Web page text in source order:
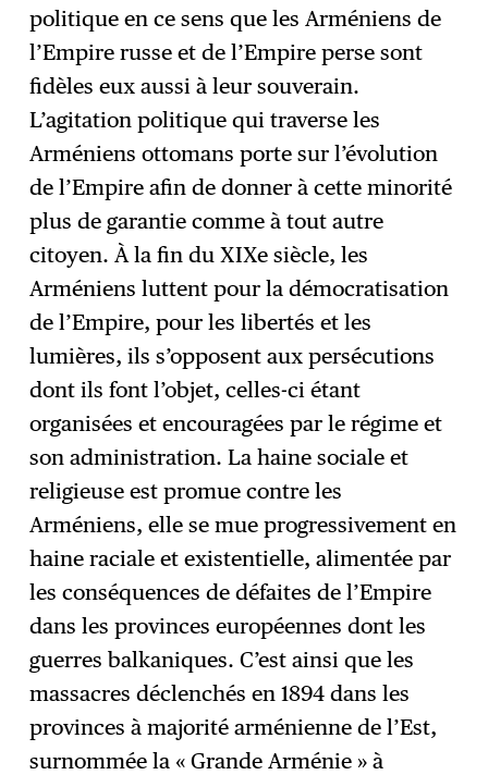
politique en ce sens que les Arméniens de
l’Empire russe et de l’Empire perse sont
fidèles eux aussi à leur souverain.
L’agitation politique qui traverse les
Arméniens ottomans porte sur l’évolution
de l’Empire afin de donner à cette minorité
plus de garantie comme à tout autre
citoyen. À la fin du XIXe siècle, les
Arméniens luttent pour la démocratisation
de l’Empire, pour les libertés et les
lumières, ils s’opposent aux persécutions
dont ils font l’objet, celles-ci étant
organisées et encouragées par le régime et
son administration. La haine sociale et
religieuse est promue contre les
Arméniens, elle se mue progressivement en
haine raciale et existentielle, alimentée par
les conséquences de défaites de l’Empire
dans les provinces européennes dont les
guerres balkaniques. C’est ainsi que les
massacres déclenchés en 1894 dans les
provinces à majorité arménienne de l’Est,
surnommée la « Grande Arménie » à